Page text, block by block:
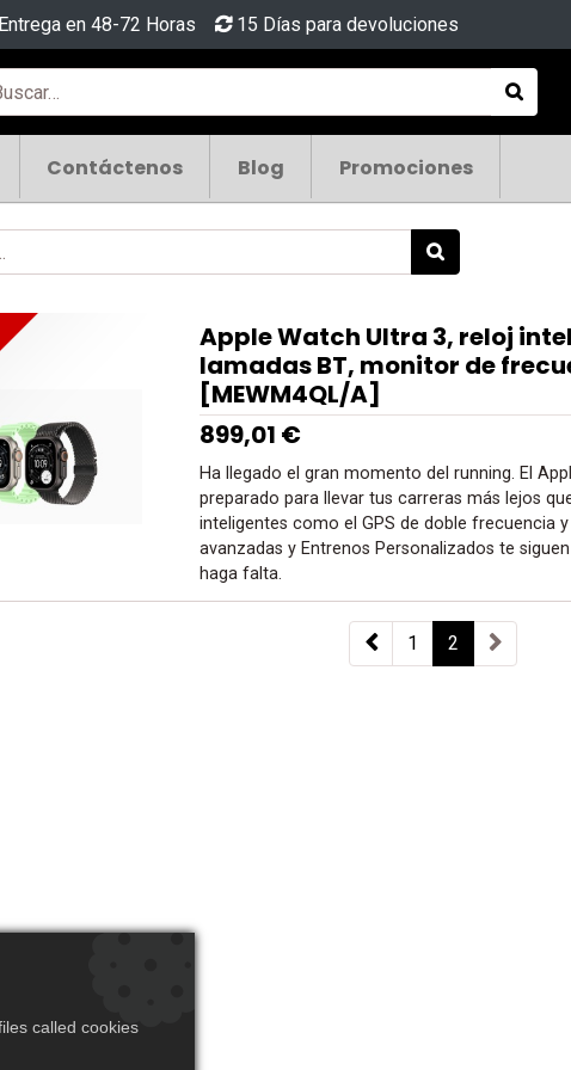
Entrega en 48-72 Horas 15 Días para devoluciones
Contáctenos Blog Promociones
Apple Watch Ultra 3, reloj
lamadas BT, monitor de
[MEWM4QL/A]
899,01 €
Ha llegado el gran momento del running. El
preparado para llevar tus carreras más lejos
inteligentes como el GPS de doble frecuencia
avanzadas y Entrenos Personalizados te
haga falta.
1 2
called cookies